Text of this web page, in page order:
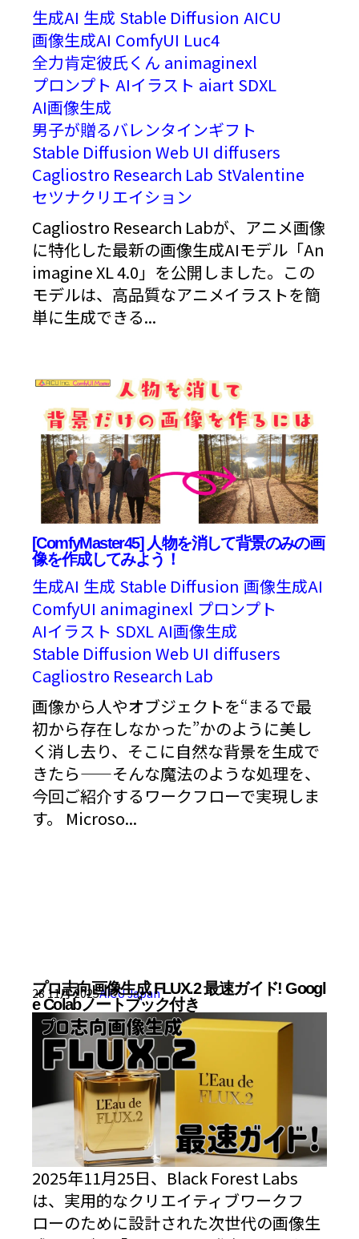
生成AI 生成 Stable Diffusion AICU
画像生成AI ComfyUI Luc4
全力肯定彼氏くん animaginexl
プロンプト AIイラスト aiart SDXL
AI画像生成
男子が贈るバレンタインギフト
Stable Diffusion Web UI diffusers
Cagliostro Research Lab StValentine
セツナクリエイション
Cagliostro Research Labが、アニメ画像
に特化した最新の画像生成AIモデル「An
imagine XL 4.0」を公開しました。この
モデルは、高品質なアニメイラストを簡
単に生成できる...
[ComfyMaster45] 人物を消して背景のみの画
像を作成してみよう！
生成AI 生成 Stable Diffusion 画像生成AI
ComfyUI animaginexl プロンプト
AIイラスト SDXLAI画像生成
Stable Diffusion Web UI diffusers
Cagliostro Research Lab
画像から人やオブジェクトを“まるで最
初から存在しなかった”かのように美し
く消し去り、そこに自然な背景を生成で
きたら――そんな魔法のような処理を、
今回ご紹介するワークフローで実現しま
す。 Microso...
プロ志向画像生成 FLUX.2 最速ガイド! Googl
e Colabノートブック付き
28 11月 2025AICU Japan
2025年11月25日、Black Forest Labs
は、実用的なクリエイティブワークフ
ローのために設計された次世代の画像生